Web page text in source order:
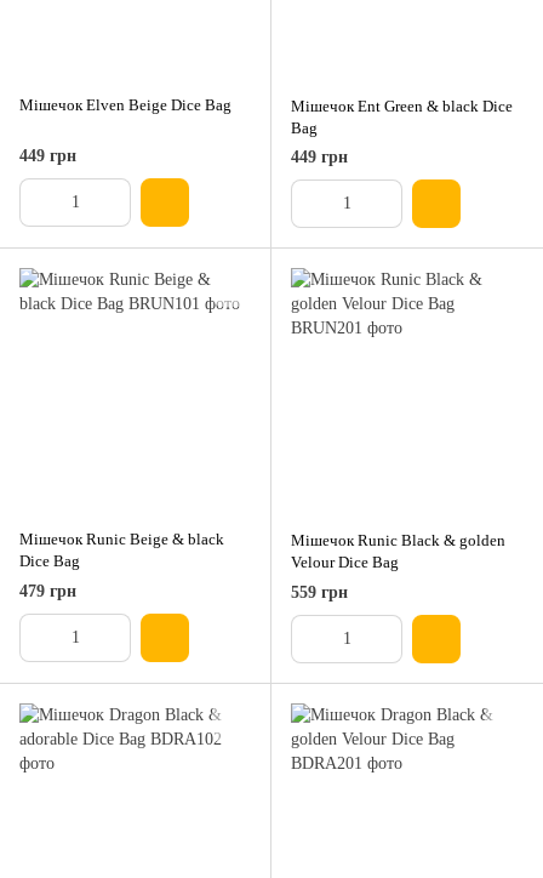
Мішечок Elven Beige Dice Bag
449 грн
Мішечок Ent Green & black Dice
Bag
449 грн
Мішечок Runic Beige & black
Dice Bag
479 грн
Мішечок Runic Black & golden
Velour Dice Bag
559 грн